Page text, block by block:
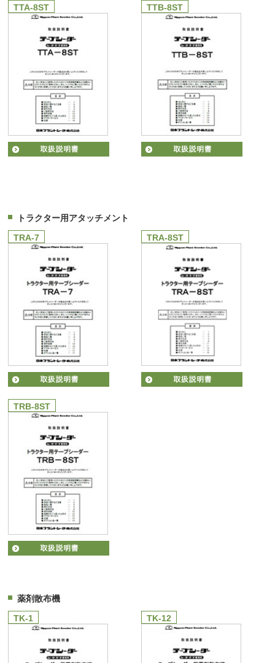
TTA-8ST TTB-8ST
トラクター用アタッチメント
TRA-7
TRA-8ST
TRB-8ST
薬剤散布機
TK-1
TK-12